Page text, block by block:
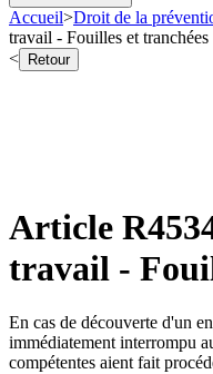
Accueil>Droit de la
travail - Fouilles et tranchées
<
Retour
Article
travail -
En cas de découverte d'un
immédiatement interrompu
compétentes aient fait